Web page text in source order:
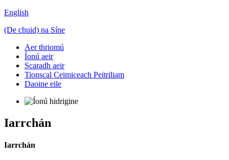
English
(De chuid) na Síne
Aer thriomú
Íonú aeir
Scaradh aeir
Tionscal Ceimiceach Peitriliam
Daoine eile
Iarrchán
Iarrchán